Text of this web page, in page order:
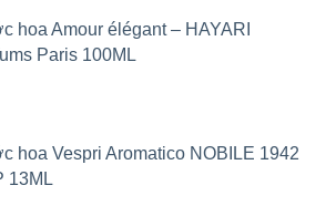
hoa Amour élégant – HAYARI
Paris 100ML
hoa Vespri Aromatico NOBILE 1942
13ML